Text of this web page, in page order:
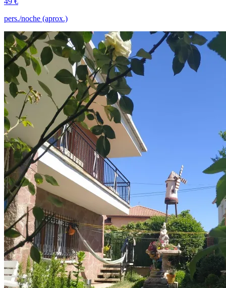
pers./noche (aprox.)